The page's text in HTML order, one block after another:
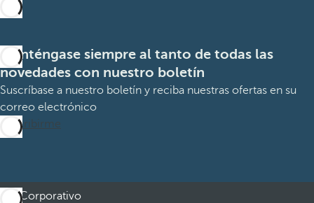
Manténgase siempre al tanto de todas las
novedades con nuestro boletín
Suscríbase a nuestro boletín y reciba nuestras ofertas en su
correo electrónico
Suscribirme
Corporativo